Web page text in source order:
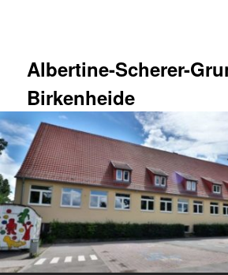
Albertine-Scherer-
Birkenheide